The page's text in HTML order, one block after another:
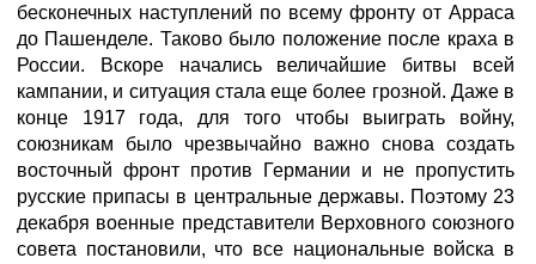
бесконечных наступлений по всему фронту от Арраса
до Пашенделе. Таково было положение после краха в
России. Вскоре начались величайшие битвы всей
кампании, и ситуация стала еще более грозной. Даже в
конце 1917 года, для того чтобы выиграть войну,
союзникам было чрезвычайно важно снова создать
восточный фронт против Германии и не пропустить
русские припасы в центральные державы. Поэтому 23
декабря военные представители Верховного союзного
совета постановили, что все национальные войска в